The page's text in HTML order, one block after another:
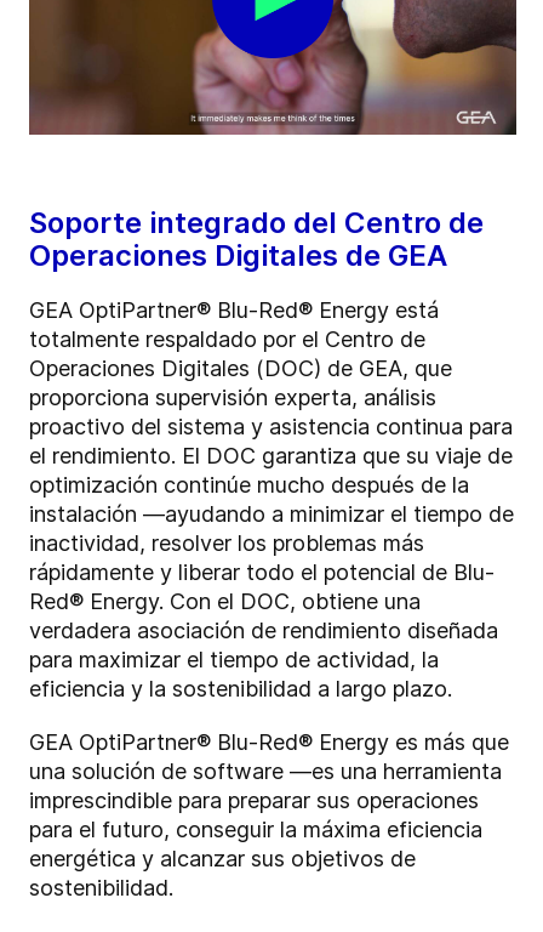
Soporte integrado del Centro de
Operaciones Digitales de GEA
GEA OptiPartner® Blu-Red® Energy está
totalmente respaldado por el Centro de
Operaciones Digitales (DOC) de GEA, que
proporciona supervisión experta, análisis
proactivo del sistema y asistencia continua para
el rendimiento. El DOC garantiza que su viaje de
optimización continúe mucho después de la
instalación —ayudando a minimizar el tiempo de
inactividad, resolver los problemas más
rápidamente y liberar todo el potencial de Blu-
Red® Energy. Con el DOC, obtiene una
verdadera asociación de rendimiento diseñada
para maximizar el tiempo de actividad, la
eficiencia y la sostenibilidad a largo plazo.
GEA OptiPartner® Blu-Red® Energy es más que
una solución de software —es una herramienta
imprescindible para preparar sus operaciones
para el futuro, conseguir la máxima eficiencia
energética y alcanzar sus objetivos de
sostenibilidad.